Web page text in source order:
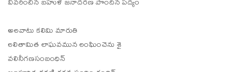
వివరించిన బహుళ జనాదరణ పొందిన పద్యం
అలవాటు కలిమి మారుతి
లలితామిత లాఘవమున లంఘించెను శై
వలినీగణసంబంధిన్